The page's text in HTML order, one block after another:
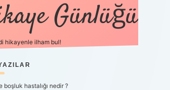
Günlüğü
hikayenle ilham bul!
boşluk hastalığı nedir ?